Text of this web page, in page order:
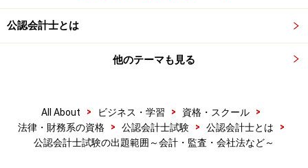
公認会計士とは
他のテーマも見る
All About > ビジネス・学習 > 資格・スクール
>
法律・財務系の資格
> 公認会計士試験 > 公認会計士とは
>
公認会計士試験の出題範囲～会計・監査・会社法など～